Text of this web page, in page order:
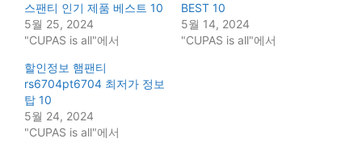
스팬티 인기 제품 베스트 10
5월 25, 2024
"CUPAS is all"에서
BEST 10
5월 14, 2024
"CUPAS is all"에서
할인정보 햄팬티
rs6704pt6704 최저가 정보
탑 10
5월 24, 2024
"CUPAS is all"에서